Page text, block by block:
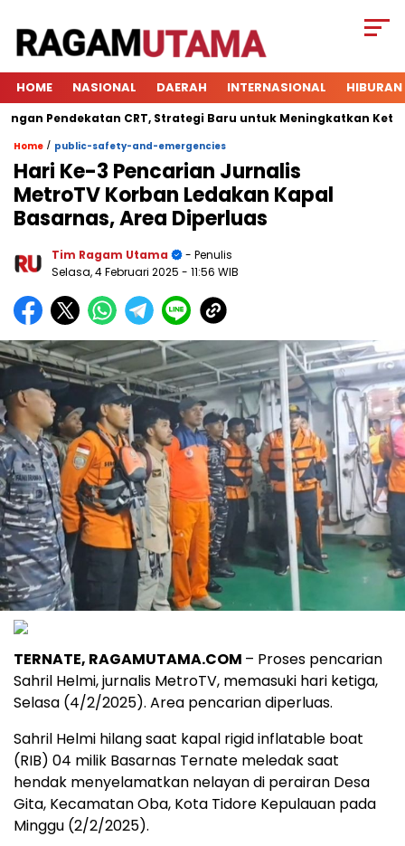
HOME NASIONAL DAERAH INTERNASIONAL HIBURAN
Pendekatan CRT, Strategi Baru untuk Meningkatkan
Home / public-safety-and-emergencies
Hari Ke-3 Pencarian Jurnalis
MetroTV Korban Ledakan Kapal
Basarnas, Area Diperluas
Tim Ragam Utama
- Penulis
Selasa, 4 Februari 2025 - 11:56 WIB
TERNATE, RAGAMUTAMA.COM – Proses pencarian
Sahril Helmi, jurnalis MetroTV, memasuki hari ketiga,
Selasa (4/2/2025). Area pencarian diperluas.
Sahril Helmi hilang saat kapal rigid inflatable boat
(RIB) 04 milik Basarnas Ternate meledak saat
hendak menyelamatkan nelayan di perairan Desa
Gita, Kecamatan Oba, Kota Tidore Kepulauan pada
Minggu (2/2/2025).